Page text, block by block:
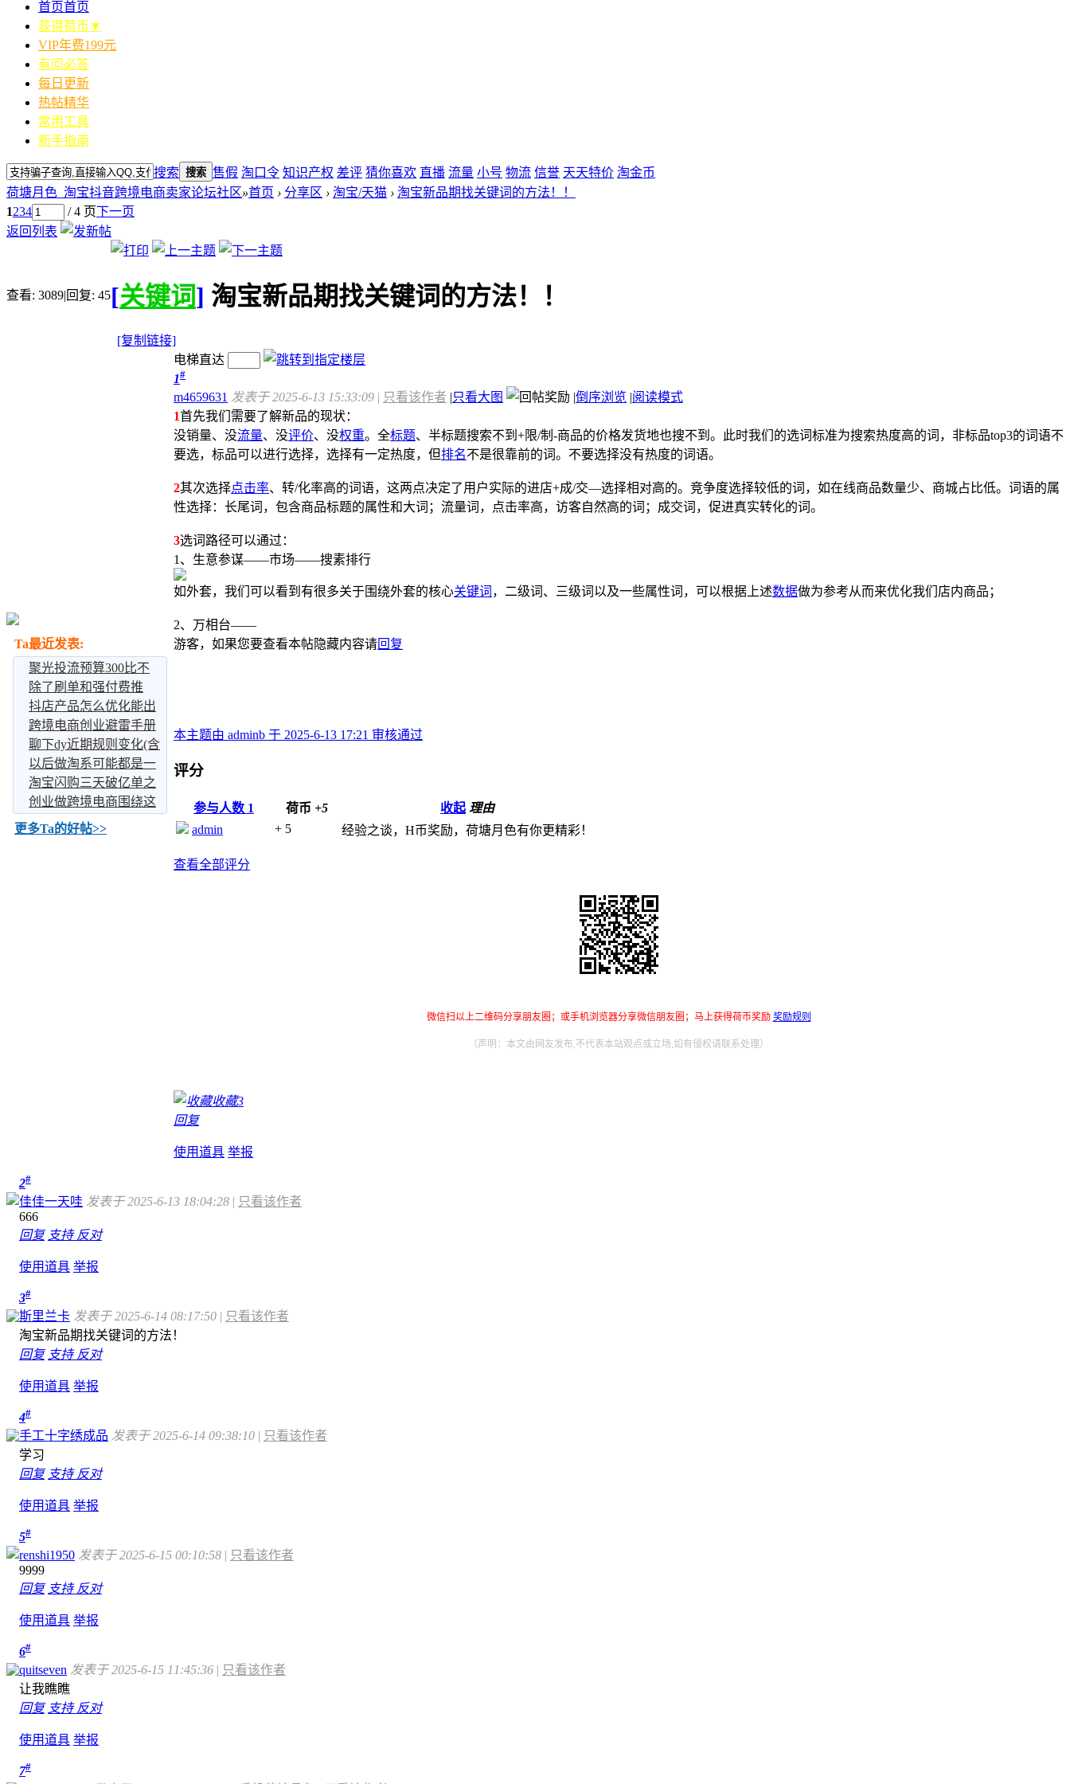
首页首页
获得荷币▼
VIP年费199元
有问必答
每日更新
热帖精华
常用工具
新手指南
搜索 搜索 售假 淘口令 知识产权 差评 猜你喜欢 直播 流量 小号 物流 信誉 天天特价 淘金币
荷塘月色_淘宝抖音跨境电商卖家论坛社区»首页 › 分享区 › 淘宝/天猫 › 淘宝新品期找关键词的方法！！
1234 / 4 页下一页
返回列表
查看: 3089|回复: 45[关键词] 淘宝新品期找关键词的方法！！
[复制链接]
Ta最近发表:
聚光投流预算300比不
投还痛苦！客资效果
除了刷单和强付费推
广，电商小卖家能做什
么
抖店产品怎么优化能出
单？
跨境电商创业避雷手册
聊下dy近期规则变化(含
细节）
以后做淘系可能都是一
个流程了
淘宝闪购三天破亿单之
后，外卖格局变天了
创业做跨境电商围绕这
两个思路展开、让你的
更多Ta的好帖>>
电梯直达
1#
m4659631 发表于 2025-6-13 15:33:09 | 只看该作者 |只看大图 |倒序浏览 |阅读模式
1首先我们需要了解新品的现状：
没销量、没流量、没评价、没权重。全标题、半标题搜索不到+限/制-商品的价格发货地也搜不到。此时我们的选词标准为搜索热度高的词，非标品top3的词语不
要选，标品可以进行选择，选择有一定热度，但排名不是很靠前的词。不要选择没有热度的词语。
2️其次选择点击率、转/化率高的词语，这两点决定了用户实际的进店+成/交—选择相对高的。竞争度选择较低的词，如在线商品数量少、商城占比低。词语的属
性选择：长尾词，包含商品标题的属性和大词；流量词，点击率高，访客自然高的词；成交词，促进真实转化的词。
3️选词路径可以通过：
1、生意参谋——市场——搜素排行
如外套，我们可以看到有很多关于围绕外套的核心关键词 ，二级词、三级词以及一些属性词，可以根据上述数据做为参考从而来优化我们店内商品；
2、万相台——
游客，如果您要查看本帖隐藏内容请回复
本主题由 adminb 于 2025-6-13 17:21 审核通过
评分
参与人数 1 荷币 +5 收起 理由
admin
+ 5 经验之谈，H币奖励，荷塘月色有你更精彩！
查看全部评分
微信扫以上二维码分享朋友圈；或手机浏览器分享微信朋友圈；马上获得荷币奖励 奖励规则
（声明：本文由网友发布,不代表本站观点或立场,如有侵权请联系处理）
收藏3
回复
使用道具 举报
2#
佳佳一天哇 发表于 2025-6-13 18:04:28 | 只看该作者
666
回复 支持 反对
使用道具 举报
3#
斯里兰卡 发表于 2025-6-14 08:17:50 | 只看该作者
淘宝新品期找关键词的方法！
回复 支持 反对
使用道具 举报
4#
手工十字绣成品 发表于 2025-6-14 09:38:10 | 只看该作者
学习
回复 支持 反对
使用道具 举报
5#
renshi1950 发表于 2025-6-15 00:10:58 | 只看该作者
9999
回复 支持 反对
使用道具 举报
6#
quitseven 发表于 2025-6-15 11:45:36 | 只看该作者
让我瞧瞧
回复 支持 反对
使用道具 举报
7#